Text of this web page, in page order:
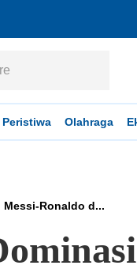
Peristiwa Olahraga
Messi-Ronaldo d...